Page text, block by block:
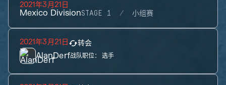
2021年3月21日
Mexico DivisionSTAGE 1 小组赛
2021年3月21日 转会
AlanDerf战队职位： 选手